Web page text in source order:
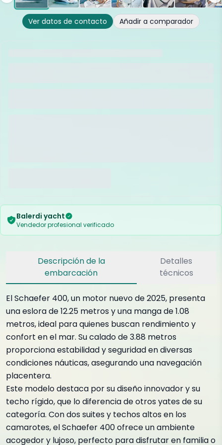
Ver datos de contacto Añadir a comparador
Balerdi yacht
Vendedor profesional verificado
Descripción de la
embarcación
Detalles
técnicos
El Schaefer 400, un motor nuevo de 2025, presenta
una eslora de 12.25 metros y una manga de 1.08
metros, ideal para quienes buscan rendimiento y
confort en el mar. Su calado de 3.88 metros
proporciona estabilidad y seguridad en diversas
condiciones náuticas, asegurando una navegación
placentera.
Este modelo destaca por su diseño innovador y su
techo rígido, que lo diferencia de otros yates de su
categoría. Con dos suites y techos altos en los
camarotes, el Schaefer 400 ofrece un ambiente
acogedor y lujoso, perfecto para disfrutar en familia o